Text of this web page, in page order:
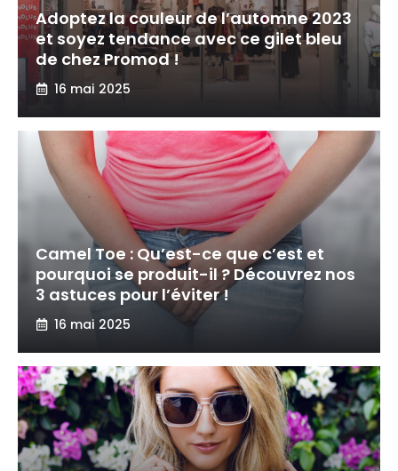
Adoptez la couleur de l’automne 2023
et soyez tendance avec ce gilet bleu
de chez Promod !
16 mai 2025
Camel Toe : Qu’est-ce que c’est et
pourquoi se produit-il ? Découvrez nos
3 astuces pour l’éviter !
16 mai 2025